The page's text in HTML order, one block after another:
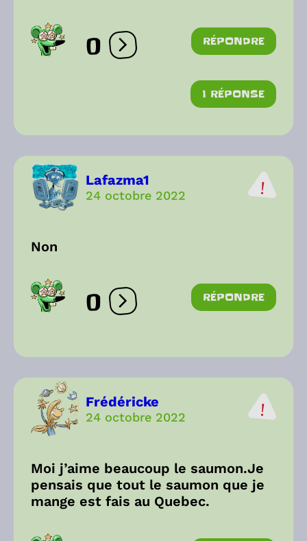
0 Ouvrir les réactions
RÉPONDRE
1 RÉPONSE
Lafazma1
24 octobre 2022
Non
0 Ouvrir les réactions
RÉPONDRE
Frédéricke
24 octobre 2022
Moi j’aime beaucoup le saumon.Je
pensais que tout le saumon que je
mange est fais au Quebec.